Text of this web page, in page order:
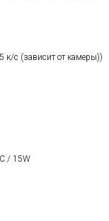
к/с (зависит от камеры))
/ 15W